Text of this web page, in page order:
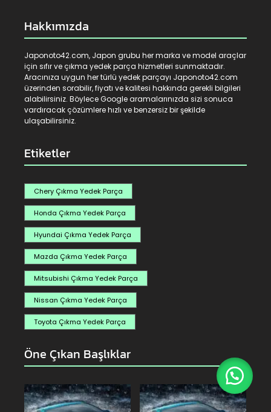
Hakkımızda
Japonoto42.com, Japon grubu her marka ve model araçlar
için sıfır ve çıkma yedek parça hizmetleri sunmaktadır.
Aracınıza uygun her türlü yedek parçayı Japonoto42.com
üzerinden sorabilir, fiyatı ve kalitesi hakkında gerekli bilgileri
alabilirsiniz. Böylece Google aramalarınızda sizi sonuca
vardıracak çözümlere hızlı ve benzersiz bir şekilde
ulaşabilirsiniz.
Etiketler
Chery Çıkma Yedek Parça
Honda Çıkma Yedek Parça
Hyundai Çıkma Yedek Parça
Mazda Çıkma Yedek Parça
Mitsubishi Çıkma Yedek Parça
Nissan Çıkma Yedek Parça
Toyota Çıkma Yedek Parça
Öne Çıkan Başlıklar